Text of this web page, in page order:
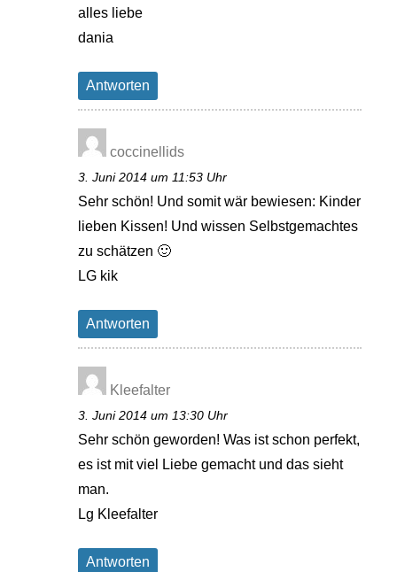
alles liebe
dania
Antworten
coccinellids
3. Juni 2014 um 11:53 Uhr
Sehr schön! Und somit wär bewiesen: Kinder
lieben Kissen! Und wissen Selbstgemachtes
zu schätzen 🙂
LG kik
Antworten
Kleefalter
3. Juni 2014 um 13:30 Uhr
Sehr schön geworden! Was ist schon perfekt,
es ist mit viel Liebe gemacht und das sieht
man.
Lg Kleefalter
Antworten